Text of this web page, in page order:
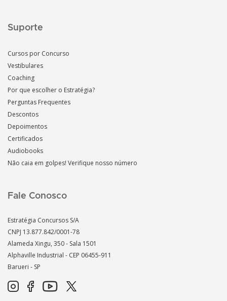
Suporte
Cursos por Concurso
Vestibulares
Coaching
Por que escolher o Estratégia?
Perguntas Frequentes
Descontos
Depoimentos
Certificados
Audiobooks
Não caia em golpes! Verifique nosso número
Fale Conosco
Estratégia Concursos S/A
CNPJ 13.877.842/0001-78
Alameda Xingu, 350 - Sala 1501
Alphaville Industrial - CEP 06455-911
Barueri - SP